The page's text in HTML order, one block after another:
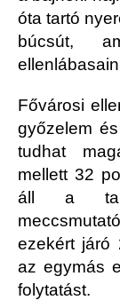
óta tartó
búcsút,
Fővárosi
győzelem
tudhat
mellett 32
áll a
ezekért járó
az egymás
folytatást.